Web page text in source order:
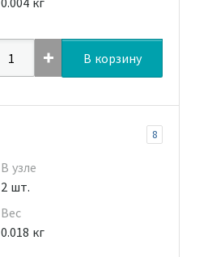
В корзину
8
В узле
2 шт.
Вес
0.018 кг